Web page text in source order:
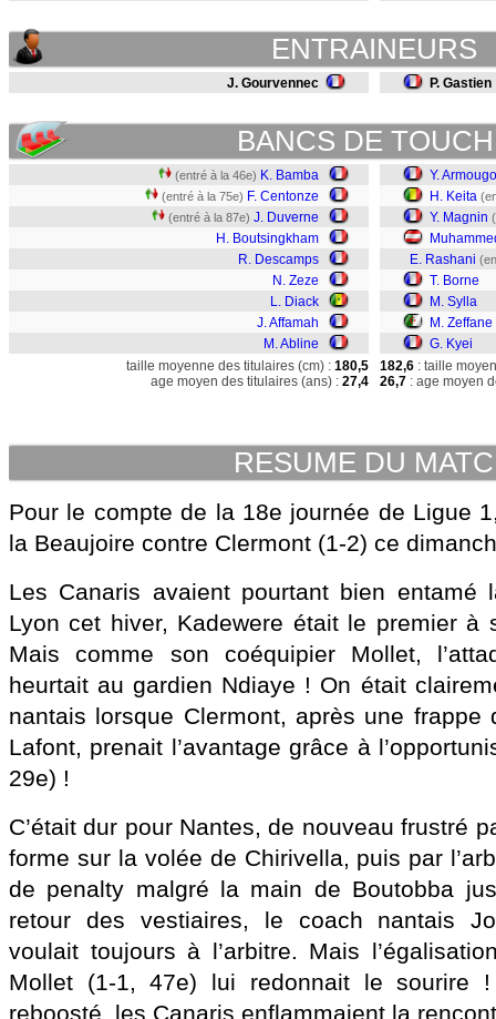
ENTRAINEURS
J. Gourvennec P. Gastien
BANCS DE
(entré à la 46e) K. Bamba
(entré à la 75e) F. Centonze
(entré à la 87e) J. Duverne
H. Boutsingkham
R. Descamps
N. Zeze
L. Diack
J. Affamah
M. Abline
Y.
H. Keita
Y. Magnin
E. Rashani
T. Borne
M. Sylla
M. Zeffane
G. Kyei
taille moyenne des titulaires (cm) : 180,5
age moyen des titulaires (ans) : 27,4
182,6 : taille
26,7 : age moyen
RESUME DU
Pour le compte de la 18e journée de Ligue
la Beaujoire contre Clermont (1-2) ce
Les Canaris avaient pourtant bien entamé
Lyon cet hiver, Kadewere était le premier à
Mais comme son coéquipier Mollet,
heurtait au gardien Ndiaye ! On était
nantais lorsque Clermont, après une frappe
Lafont, prenait l’avantage grâce à
29e) !
C’était dur pour Nantes, de nouveau frustré
forme sur la volée de Chirivella, puis par
de penalty malgré la main de Boutobba
retour des vestiaires, le coach nantais
voulait toujours à l’arbitre. Mais
Mollet (1-1, 47e) lui redonnait le sourire
reboosté, les Canaris enflammaient la